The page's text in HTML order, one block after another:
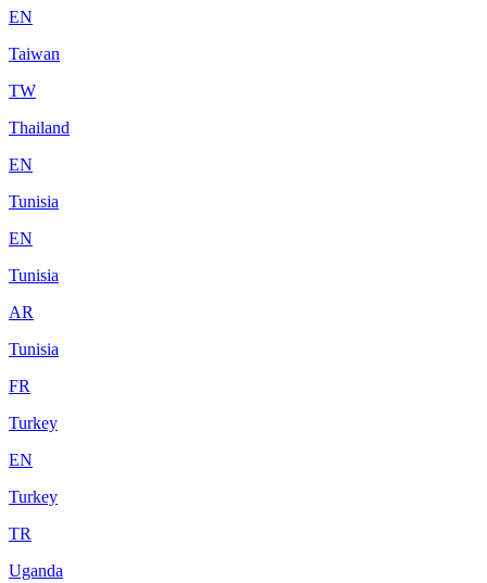
EN
Taiwan
TW
Thailand
EN
Tunisia
EN
Tunisia
AR
Tunisia
FR
Turkey
EN
Turkey
TR
Uganda